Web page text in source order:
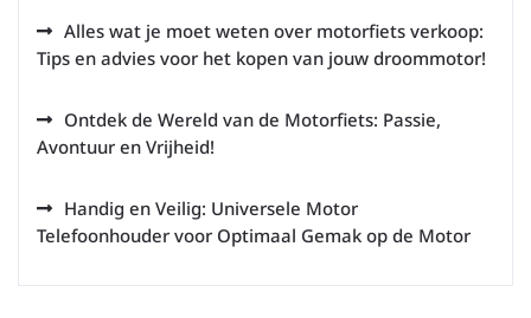
Alles wat je moet weten over motorfiets verkoop:
Tips en advies voor het kopen van jouw droommotor!
Ontdek de Wereld van de Motorfiets: Passie,
Avontuur en Vrijheid!
Handig en Veilig: Universele Motor
Telefoonhouder voor Optimaal Gemak op de Motor